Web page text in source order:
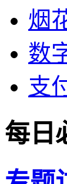
烟
数
支
每日